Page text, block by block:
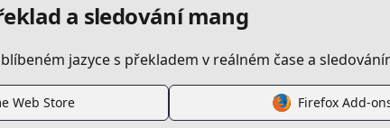
a sledování mang
jazyce s překladem v reálném čase a
Web Store Firefox Add-